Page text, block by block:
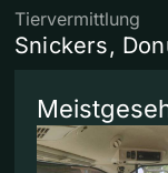
Tiervermittlung
Snickers,